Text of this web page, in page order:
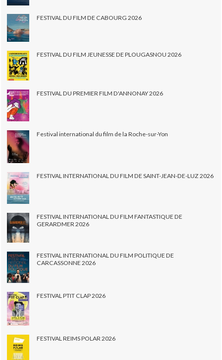
FESTIVAL DU FILM DE CABOURG 2026
FESTIVAL DU FILM JEUNESSE DE PLOUGASNOU 2026
FESTIVAL DU PREMIER FILM D'ANNONAY 2026
Festival international du film de la Roche-sur-Yon
FESTIVAL INTERNATIONAL DU FILM DE SAINT-JEAN-DE-LUZ 2026
FESTIVAL INTERNATIONAL DU FILM FANTASTIQUE DE
GERARDMER 2026
FESTIVAL INTERNATIONAL DU FILM POLITIQUE DE
CARCASSONNE 2026
FESTIVAL PTIT CLAP 2026
FESTIVAL REIMS POLAR 2026